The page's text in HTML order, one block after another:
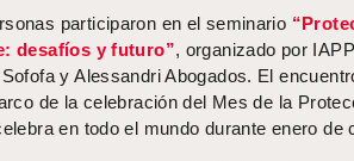
participaron en el seminario
desafíos y futuro”, organizado por
y Alessandri Abogados. El
de la celebración del Mes de la
en todo el mundo durante enero de